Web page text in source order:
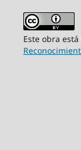
Este obra